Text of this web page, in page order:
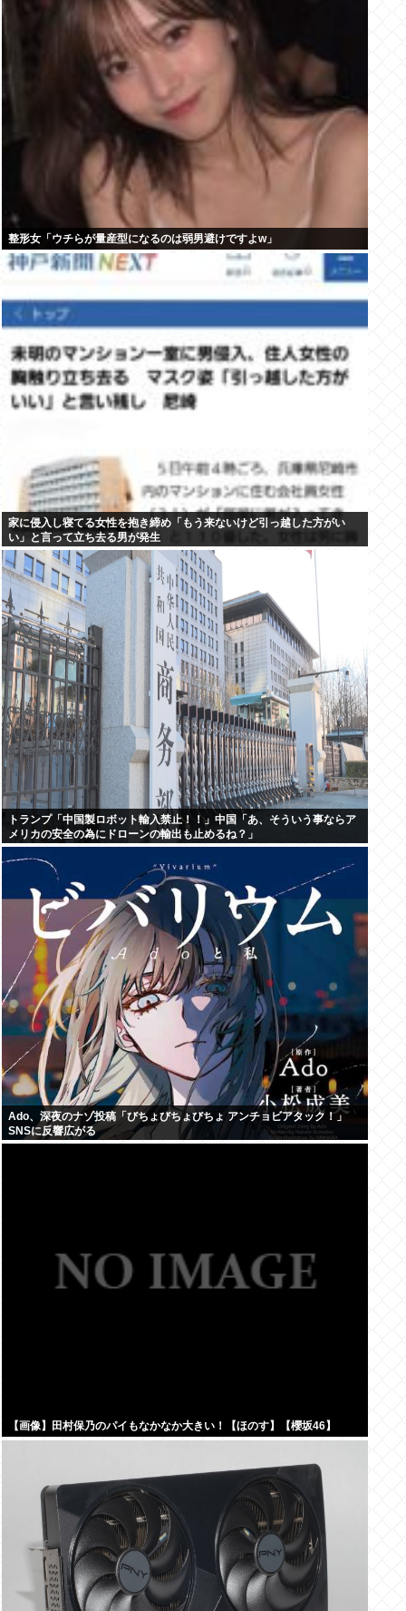
整形女「ウチらが量産型になるのは弱男避けですよw」
家に侵入し寝てる女性を抱き締め「もう来ないけど引っ越した方がい
い」と言って立ち去る男が発生
トランプ「中国製ロボット輸入禁止！！」中国「あ、そういう事ならア
メリカの安全の為にドローンの輸出も止めるね？」
Ado、深夜のナゾ投稿「びちょびちょびちょ アンチョビアタック！」
SNSに反響広がる
【画像】田村保乃のパイもなかなか大きい！【ほのす】【櫻坂46】